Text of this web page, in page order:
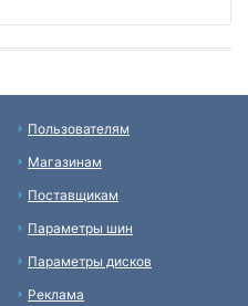
Пользователям
Магазинам
Поставщикам
Параметры шин
Параметры дисков
Реклама